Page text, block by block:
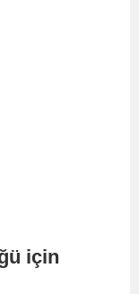
için